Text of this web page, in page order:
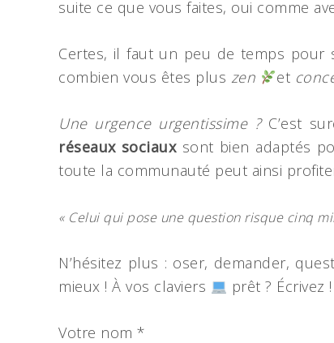
suite ce que vous faites, oui comme
Certes, il faut un peu de temps pour
combien vous êtes plus zen et
Une urgence urgentissime ?C’est
réseaux sociauxsont bien adaptés
toute la communauté peut ainsi
« Celui qui pose une question risque cinq
N’hésitez plus : oser, demander,
mieux ! À vos claviers
prêt ? Écrivez !
Votre nom *